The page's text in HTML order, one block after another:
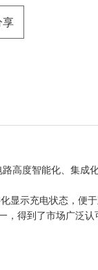
享
高度智能化、集成
显示充电状态， 便于
，得到了市场广泛认